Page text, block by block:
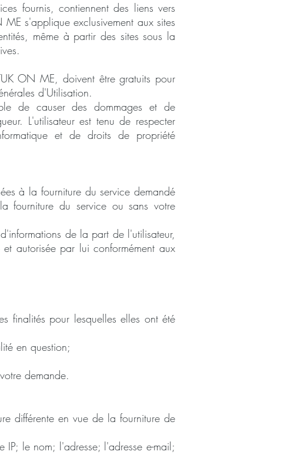
fournis, contiennent des liens vers
s'applique exclusivement aux sites
même à partir des sites sous la
ON ME, doivent être gratuits pour
d'Utilisation.
de causer des dommages et de
L'utilisateur est tenu de respecter
et de droits de propriété
à la fourniture du service demandé
fourniture du service ou sans votre
de la part de l'utilisateur,
autorisée par lui conformément aux
finalités pour lesquelles elles ont été
en question;
demande.
différente en vue de la fourniture de
IP; le nom; l'adresse; l'adresse e-mail;